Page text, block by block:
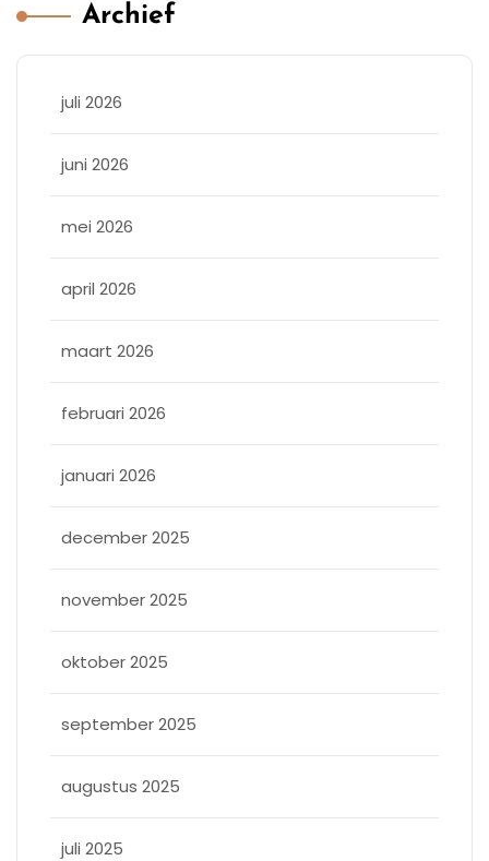
Archief
juli 2026
juni 2026
mei 2026
april 2026
maart 2026
februari 2026
januari 2026
december 2025
november 2025
oktober 2025
september 2025
augustus 2025
juli 2025